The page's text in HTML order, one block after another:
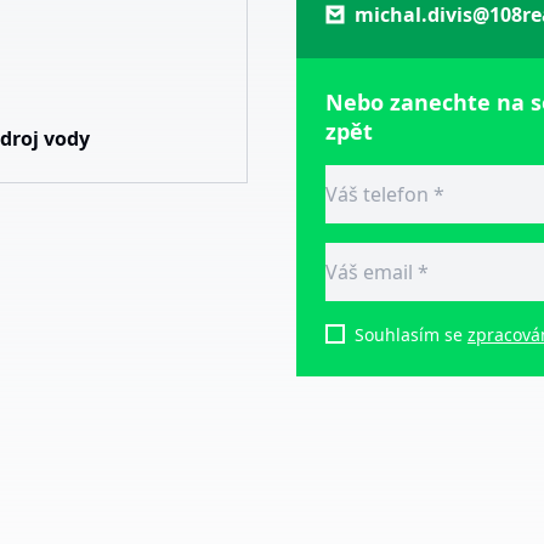
vody
Nebo zanechte na
zpět
Souhlasím se